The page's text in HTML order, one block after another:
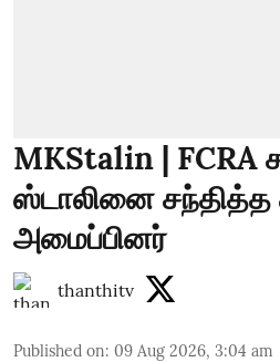
MKStalin | FCRA
ஸ்டாலினை சந்தித்த
அமைப்பினர்
thanthitv
Published on: 09 Aug 2026, 3:04 am